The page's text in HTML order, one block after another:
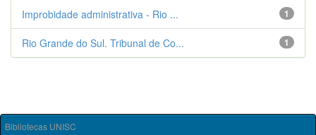
1
Improbidade administrativa - Rio ...
1
Rio Grande do Sul. Tribunal de Co...
Bibliotecas UNISC